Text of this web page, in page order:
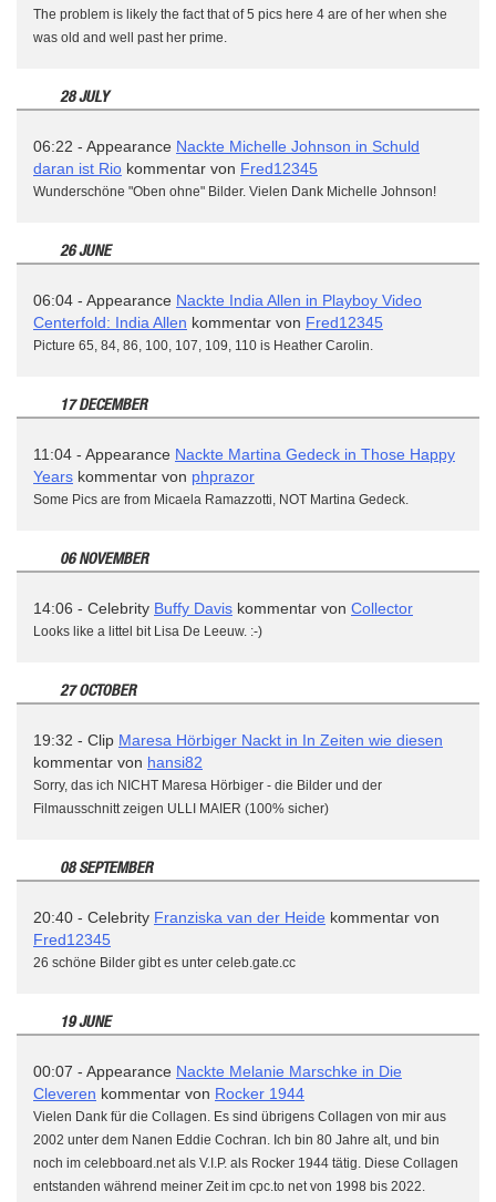
The problem is likely the fact that of 5 pics here 4 are of her when she
was old and well past her prime.
28 JULY
06:22 - Appearance Nackte Michelle Johnson in Schuld
daran ist Rio kommentar von Fred12345
Wunderschöne "Oben ohne" Bilder. Vielen Dank Michelle Johnson!
26 JUNE
06:04 - Appearance Nackte India Allen in Playboy Video
Centerfold: India Allen kommentar von Fred12345
Picture 65, 84, 86, 100, 107, 109, 110 is Heather Carolin.
17 DECEMBER
11:04 - Appearance Nackte Martina Gedeck in Those Happy
Years kommentar von phprazor
Some Pics are from Micaela Ramazzotti, NOT Martina Gedeck.
06 NOVEMBER
14:06 - Celebrity Buffy Davis kommentar von Collector
Looks like a littel bit Lisa De Leeuw. :-)
27 OCTOBER
19:32 - Clip Maresa Hörbiger Nackt in In Zeiten wie diesen
kommentar von hansi82
Sorry, das ich NICHT Maresa Hörbiger - die Bilder und der
Filmausschnitt zeigen ULLI MAIER (100% sicher)
08 SEPTEMBER
20:40 - Celebrity Franziska van der Heide kommentar von
Fred12345
26 schöne Bilder gibt es unter celeb.gate.cc
19 JUNE
00:07 - Appearance Nackte Melanie Marschke in Die
Cleveren kommentar von Rocker 1944
Vielen Dank für die Collagen. Es sind übrigens Collagen von mir aus
2002 unter dem Nanen Eddie Cochran. Ich bin 80 Jahre alt, und bin
noch im celebboard.net als V.I.P. als Rocker 1944 tätig. Diese Collagen
entstanden während meiner Zeit im cpc.to net von 1998 bis 2022.